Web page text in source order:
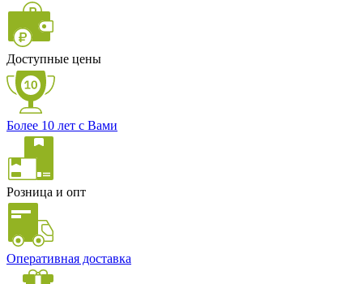
Доступные цены
Более 10 лет с Вами
Розница и опт
Оперативная доставка